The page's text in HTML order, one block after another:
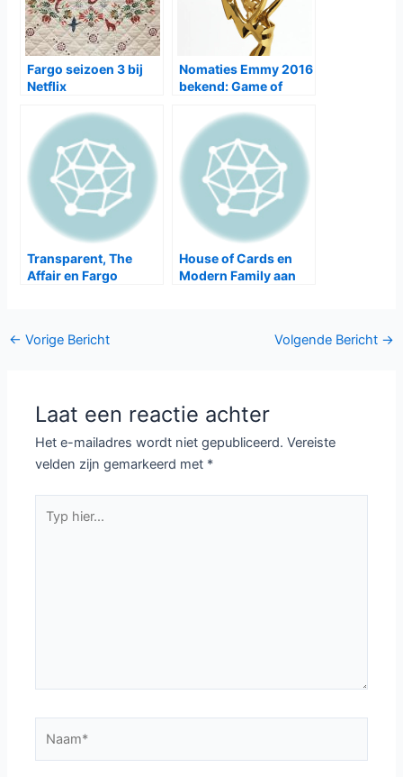
Fargo seizoen 3 bij
Netflix
Nomaties Emmy 2016
bekend: Game of
Crime Story en Fargo
aan kop
Transparent, The
Affair en Fargo
House of Cards en
Modern Family aan
Bericht
← Vorige Bericht Volgende Bericht →
Laat een reactie achter
Het e-mailadres wordt niet gepubliceerd. Vereiste
velden zijn gemarkeerd met *
hier...